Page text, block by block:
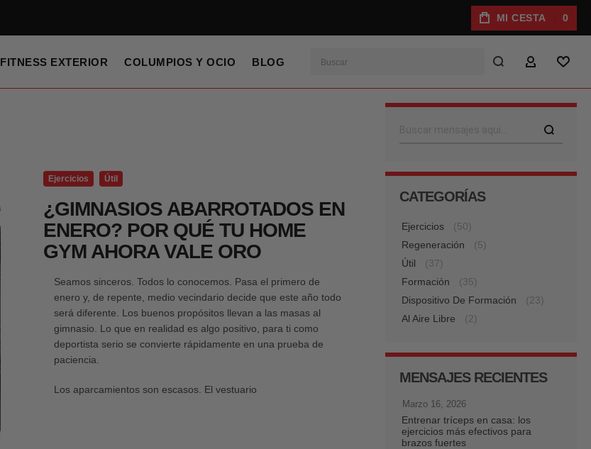
MI CESTA 0
FITNESS EXTERIOR COLUMPIOS Y OCIO BLOG Buscar
MI CUENTALISTA
Ejercicios Útil
¿GIMNASIOS ABARROTADOS EN
ENERO? POR QUÉ TU HOME
GYM AHORA VALE ORO
Seamos sinceros. Todos lo conocemos. Pasa el primero de
enero y, de repente, medio vecindario decide que este año todo
será diferente. Los buenos propósitos llevan a las masas al
gimnasio. Lo que en realidad es algo positivo, para ti como
deportista serio se convierte rápidamente en una prueba de
paciencia.
Los aparcamientos son escasos. El vestuario
CATEGORÍAS
Ejercicios
(50)
Regeneración
(5)
Útil
(37)
Formación
(35)
Dispositivo De Formación
(23)
Al Aire Libre
(2)
MENSAJES RECIENTES
Marzo 16, 2026
Entrenar tríceps en casa: los
ejercicios más efectivos para
brazos fuertes